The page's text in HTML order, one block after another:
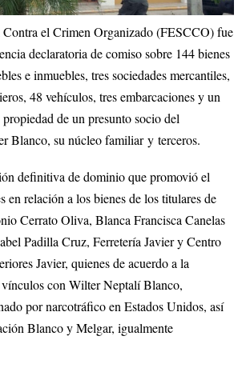
el Crimen Organizado (FESCCO) fue
declaratoria de comiso sobre 144 bienes
e inmuebles, tres sociedades mercantiles,
48 vehículos, tres embarcaciones y un
de un presunto socio del
Blanco, su núcleo familiar y terceros.
definitiva de dominio que promovió el
en relación a los bienes de los titulares de
Cerrato Oliva, Blanca Francisca Canelas
Padilla Cruz, Ferretería Javier y Centro
Javier, quienes de acuerdo a la
con Wilter Neptalí Blanco,
por narcotráfico en Estados Unidos, así
Blanco y Melgar, igualmente